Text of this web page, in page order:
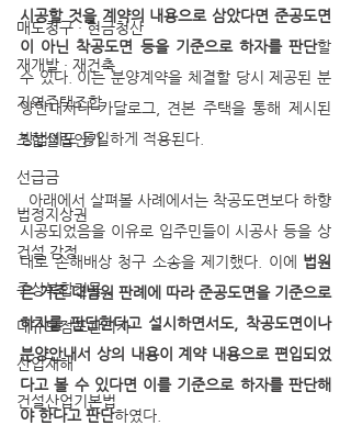
매도청구 · 현금청산
재개발 · 재건축
지역주택조합
조합설립인가
선급금
법정지상권
건설 감정
주상복합건물
대규모점포관리자
산업재해
건설산업기본법
시공할 것을 계약의 내용으로 삼았다면 준공도면
이 아닌 착공도면 등을 기준으로 하자를 판단할
수 있다. 이는 분양계약을 체결할 당시 제공된 분
양안내서나 카달로그, 견본 주택을 통해 제시된
방법에도 동일하게 적용된다.
시공되었음을 이유로 입주민들이 시공사 등을 상
대로 손해배상 청구 소송을 제기했다. 이에 법원
은 기존 대법원 판례에 따라 준공도면을 기준으로
하자를 판단한다고 설시하면서도, 착공도면이나
분양안내서 상의 내용이 계약 내용으로 편입되었
다고 볼 수 있다면 이를 기준으로 하자를 판단해
야 한다고 판단하였다.